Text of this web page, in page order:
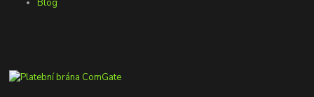
Blog